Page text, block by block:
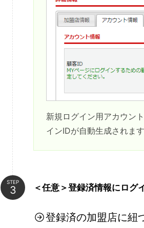
新規ログイン用アカウン
インIDが自動生成されます
STEP
＜任意＞登録済情報にログ
登録済の加盟店に紐